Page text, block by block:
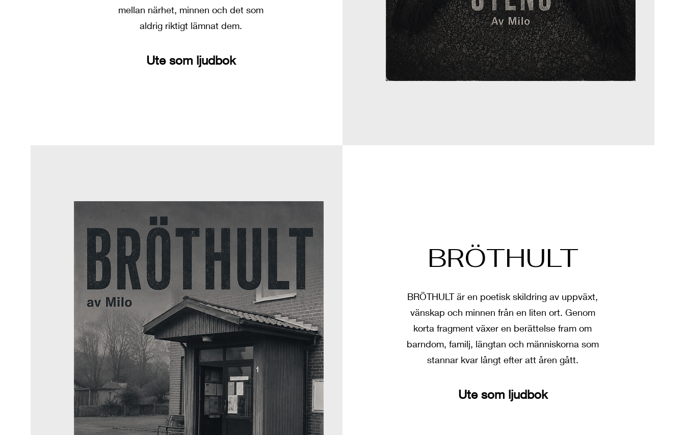
mellan närhet, minnen och det som
aldrig riktigt lämnat dem.
Ute som ljudbok
BRÖTHULT
BRÖTHULT är en poetisk skildring av uppväxt,
vänskap och minnen från en liten ort. Genom
korta fragment växer en berättelse fram om
barndom, familj, längtan och människorna som
stannar kvar långt efter att åren gått.
Ute som ljudbok